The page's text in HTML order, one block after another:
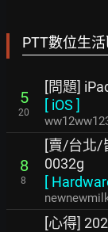
PTT數位生
5
20
[問題]
[ iOS ]
8
8
[賣/台北/
0032g
[
[心得]